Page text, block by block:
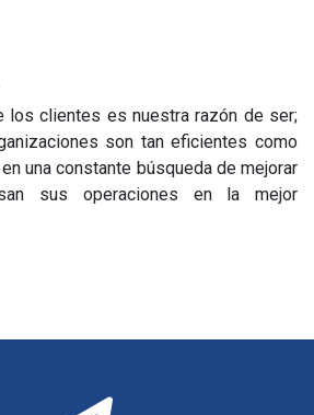
los clientes es nuestra razón de ser;
son tan eficientes como
una constante búsqueda de mejorar
sus operaciones en la mejor